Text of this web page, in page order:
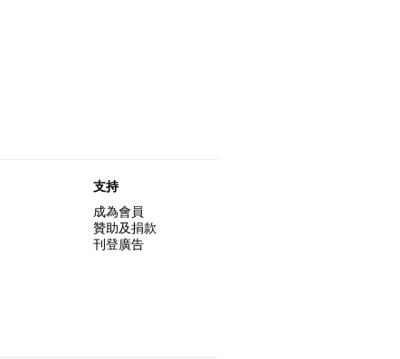
支持
成為會員
贊助及捐款
刊登廣告